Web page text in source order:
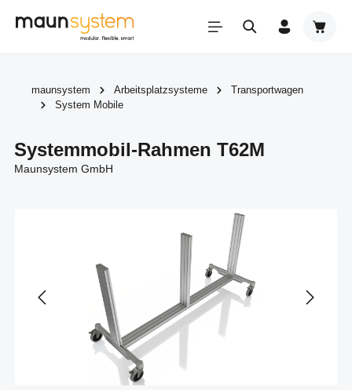
Zum Hauptinhalt springen
maunsystem Arbeitsplatzsysteme
Transportwagen
System Mobile
Systemmobil-Rahmen T62M
Maunsystem GmbH